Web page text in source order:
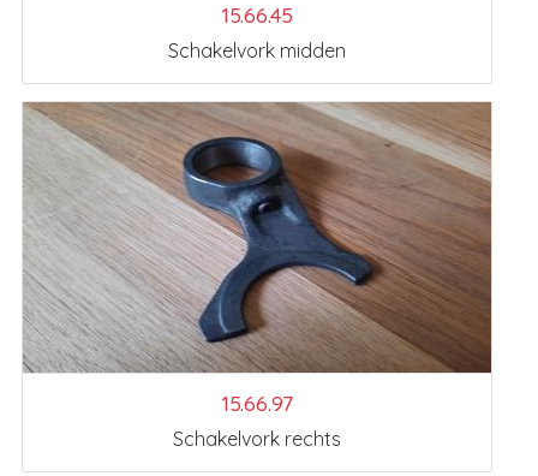
15.66.45
Schakelvork midden
15.66.97
Schakelvork rechts